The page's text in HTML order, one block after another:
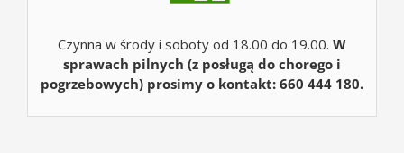
Czynna w środy i soboty od 18.00 do 19.00. W
sprawach pilnych (z posługą do chorego i
pogrzebowych) prosimy o kontakt: 660 444 180.